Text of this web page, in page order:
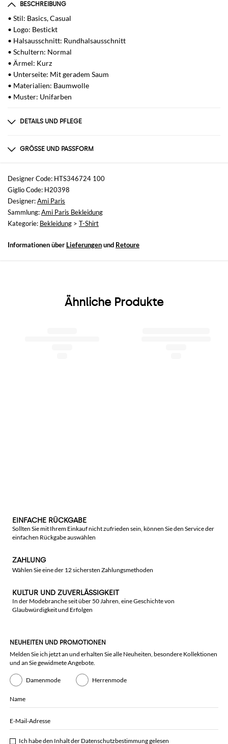
BESCHREIBUNG
• Stil: Basics, Casual
• Logo: Bestickt
• Halsausschnitt: Rundhalsausschnitt
• Schultern: Normal
• Ärmel: Kurz
• Unterseite: Mit geradem Saum
• Materialien: Baumwolle
• Muster: Unifarben
DETAILS UND PFLEGE
100% cotone
GRÖSSE UND PASSFORM
Größen
nicht verfügbar
Größe und Passform
Normale Passform
Designer Code: HTS346724 100
Giglio Code: H20398
Designer:Ami Paris
Sammlung:Ami Paris Bekleidung
Kategorie: Bekleidung > T-Shirt
Informationen über Lieferungenund Retoure
Ähnliche Produkte
EINFACHE RÜCKGABE
Sollten Sie mit Ihrem Einkauf nicht zufrieden sein, können Sie den Service der
einfachen Rückgabe auswählen
ZAHLUNG
Wählen Sie eine der 12 sichersten Zahlungsmethoden
KULTUR UND ZUVERLÄSSIGKEIT
In der Modebranche seit über 50 Jahren, eine Geschichte von
Glaubwürdigkeit und Erfolgen
NEUHEITEN UND PROMOTIONEN
Melden Sie ich jetzt an und erhalten Sie alle Neuheiten, besondere Kollektionen
und an Sie gewidmete Angebote.
Damenmode Herrenmode
Name
E-Mail-Adresse
Ich habe den Inhalt der Datenschutzbestimmunggelesen